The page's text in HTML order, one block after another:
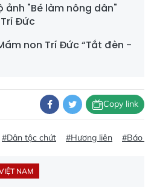
ảnh "Bé làm nông dân"
Đức
non Trí Đức “Tắt đèn -
Copy link
#Dân tộc chứt #Hương liên #Báo
NAM